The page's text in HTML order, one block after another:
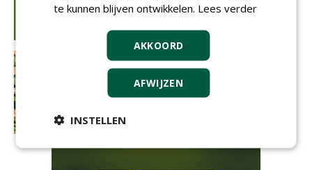
te kunnen blijven ontwikkelen. Lees verder
AKKOORD
AFWIJZEN
INSTELLEN